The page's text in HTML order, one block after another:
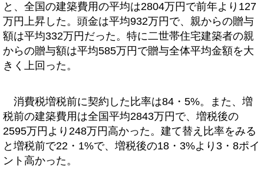
と、全国の建築費用の平均は2804万円で前年より127
万円上昇した。頭金は平均932万円で、親からの贈与
額は平均332万円だった。特に二世帯住宅建築者の親
からの贈与額は平均585万円で贈与全体平均金額を大
きく上回った。
消費税増税前に契約した比率は84・5%。また、増
税前の建築費用は全国平均2843万円で、増税後の
2595万円より248万円高かった。建て替え比率をみる
と増税前で22・1%で、増税後の18・3%より3・8ポイ
ント高かった。